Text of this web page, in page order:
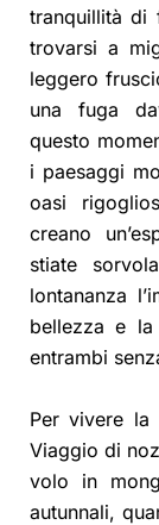
tranquillità di
trovarsi a
leggero
una fuga
questo
i paesaggi
oasi
creano
stiate
lontananza
bellezza e la
entrambi
Per vivere la
Viaggio di
volo in
autunnali,